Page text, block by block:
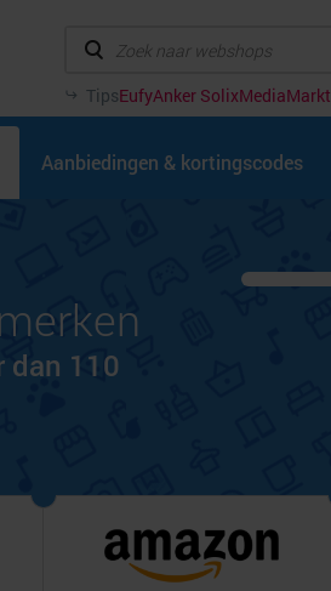
TipsEufyAnker SolixMediaMarkt
Aanbiedingen & kortingscodes
dan 110